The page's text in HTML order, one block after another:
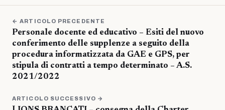
← ARTICOLO PRECEDENTE
Personale docente ed educativo – Esiti del nuovo
conferimento delle supplenze a seguito della
procedura informatizzata da GAE e GPS, per
stipula di contratti a tempo determinato – A.S.
2021/2022
ARTICOLO SUCCESSIVO →